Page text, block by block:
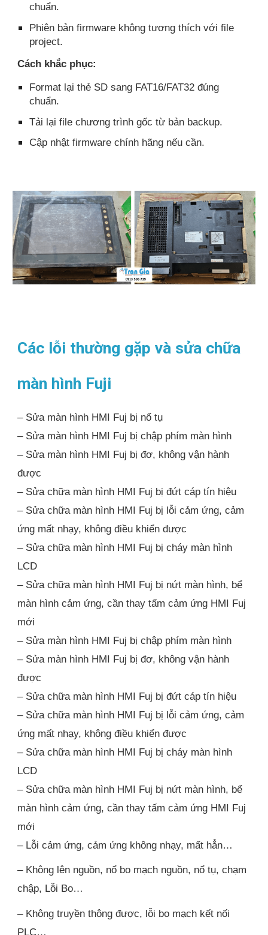
chuẩn.
Phiên bản firmware không tương thích với file
project.
Cách khắc phục:
Format lại thẻ SD sang FAT16/FAT32 đúng
chuẩn.
Tải lại file chương trình gốc từ bản backup.
Cập nhật firmware chính hãng nếu cần.
Các lỗi thường gặp và sửa chữa
màn hình Fuji
– Sửa màn hình HMI Fuj bị nổ tụ
– Sửa màn hình HMI Fuj bị chập phím màn hình
– Sửa màn hình HMI Fuj bị đơ, không vận hành
được
– Sửa chữa màn hình HMI Fuj bị đứt cáp tín hiệu
– Sửa chữa màn hình HMI Fuj bị lỗi cảm ứng, cảm
ứng mất nhạy, không điều khiển được
– Sửa chữa màn hình HMI Fuj bị cháy màn hình
LCD
– Sửa chữa màn hình HMI Fuj bị nứt màn hình, bể
màn hình cảm ứng, cần thay tấm cảm ứng HMI Fuj
mới
– Sửa màn hình HMI Fuj bị chập phím màn hình
– Sửa màn hình HMI Fuj bị đơ, không vận hành
được
– Sửa chữa màn hình HMI Fuj bị đứt cáp tín hiệu
– Sửa chữa màn hình HMI Fuj bị lỗi cảm ứng, cảm
ứng mất nhạy, không điều khiển được
– Sửa chữa màn hình HMI Fuj bị cháy màn hình
LCD
– Sửa chữa màn hình HMI Fuj bị nứt màn hình, bể
màn hình cảm ứng, cần thay tấm cảm ứng HMI Fuj
mới
– Lỗi cảm ứng, cảm ứng không nhạy, mất hẳn…
– Không lên nguồn, nổ bo mạch nguồn, nổ tụ, chạm
chập, Lỗi Bo…
– Không truyền thông được, lỗi bo mạch kết nối
PLC…